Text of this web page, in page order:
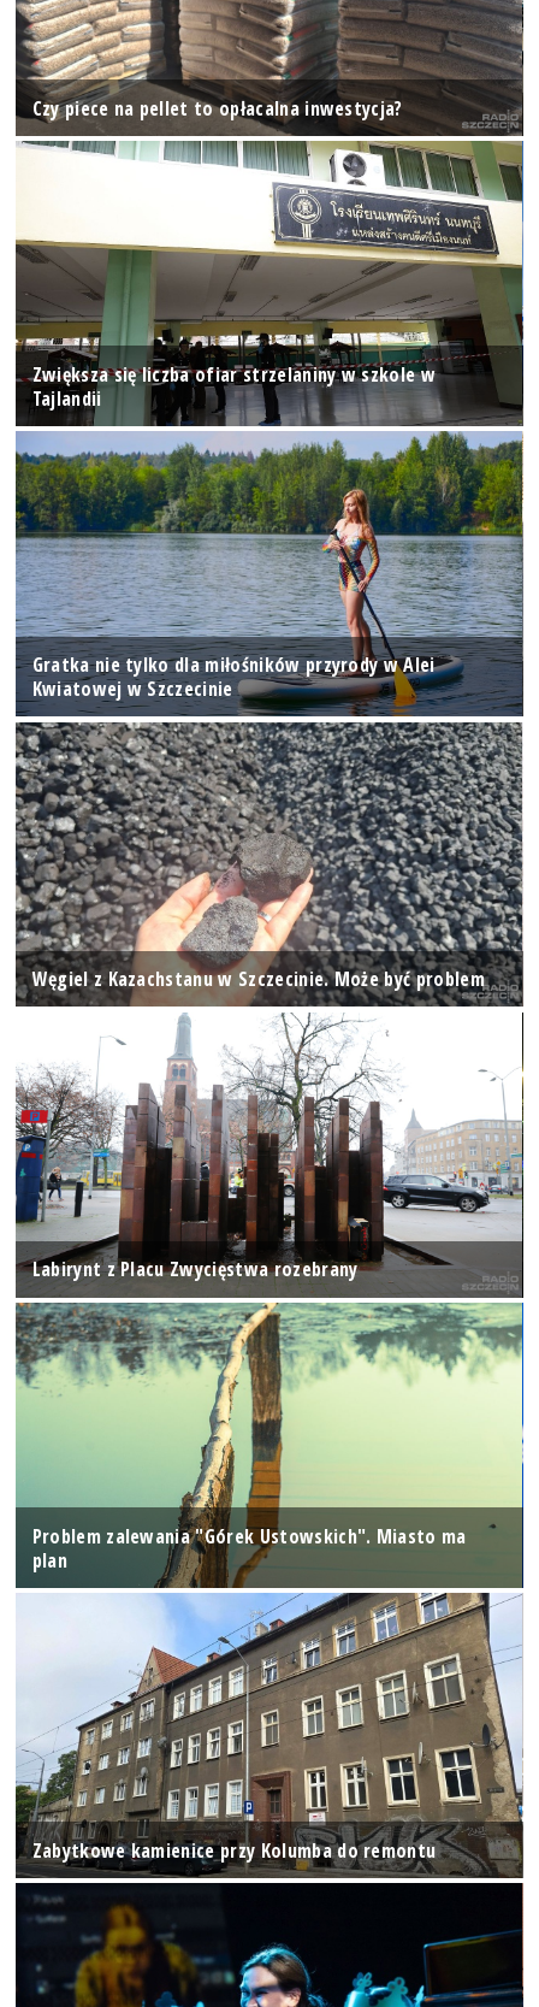
Czy piece na pellet to opłacalna inwestycja?
Zwiększa się liczba ofiar strzelaniny w szkole w
Tajlandii
Gratka nie tylko dla miłośników przyrody w Alei
Kwiatowej w Szczecinie
Węgiel z Kazachstanu w Szczecinie. Może być problem
Labirynt z Placu Zwycięstwa rozebrany
Problem zalewania "Górek Ustowskich". Miasto ma
plan
Zabytkowe kamienice przy Kolumba do remontu